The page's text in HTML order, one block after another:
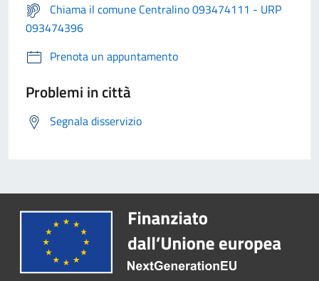
Chiama il comune Centralino 093474111 - URP
093474396
Prenota un appuntamento
Problemi in città
Segnala disservizio